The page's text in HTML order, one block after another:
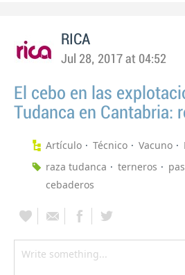
RICA
Jul 28, 2017 at 04:52
El cebo en las
Tudanca en Cantabria:
Artículo Técnico Vacuno
raza tudanca
terneros
cebaderos